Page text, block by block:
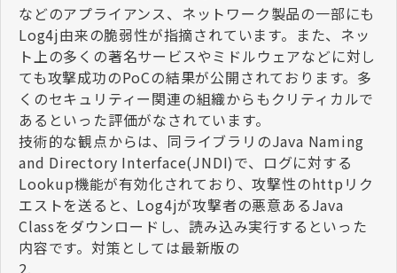
などのアプライアンス、ネットワーク製品の一部にも
Log4j由来の脆弱性が指摘されています。また、ネッ
ト上の多くの著名サービスやミドルウェアなどに対し
ても攻撃成功のPoCの結果が公開されております。多
くのセキュリティー関連の組織からもクリティカルで
あるといった評価がなされています。
技術的な観点からは、同ライブラリのJava Naming
and Directory Interface(JNDI)で、ログに対する
Lookup機能が有効化されており、攻撃性のhttpリク
エストを送ると、Log4jが攻撃者の悪意あるJava
Classをダウンロードし、読み込み実行するといった
内容です。対策としては最新版の
2.